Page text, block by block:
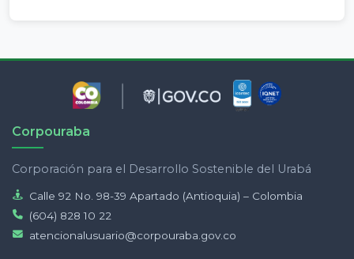
Corpouraba
Corporación para el Desarrollo Sostenible del Urabá
Calle 92 No. 98-39 Apartado (Antioquia) – Colombia
(604) 828 10 22
atencionalusuario@corpouraba.gov.co